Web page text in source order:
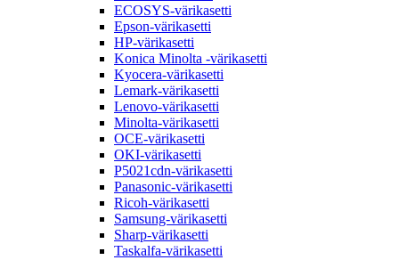
ECOSYS-värikasetti
Epson-värikasetti
HP-värikasetti
Konica Minolta -värikasetti
Kyocera-värikasetti
Lemark-värikasetti
Lenovo-värikasetti
Minolta-värikasetti
OCE-värikasetti
OKI-värikasetti
P5021cdn-värikasetti
Panasonic-värikasetti
Ricoh-värikasetti
Samsung-värikasetti
Sharp-värikasetti
Taskalfa-värikasetti